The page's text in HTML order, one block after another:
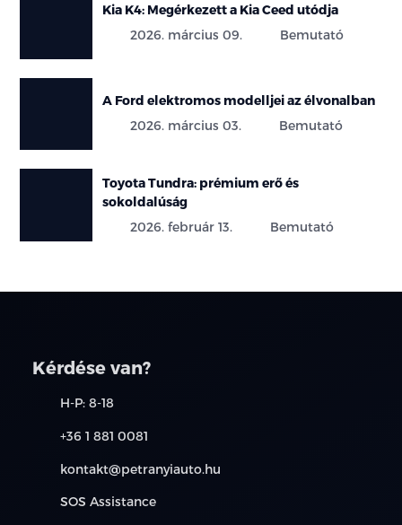
Kia K4: Megérkezett a Kia Ceed utódja
2026. március 09.
Bemutató
A Ford elektromos modelljei az élvonalban
2026. március 03.
Bemutató
Toyota Tundra: prémium erő és
sokoldalúság
2026. február 13.
Bemutató
Kérdése van?
H-P: 8-18
+36 1 881 0081
kontakt@petranyiauto.hu
SOS Assistance